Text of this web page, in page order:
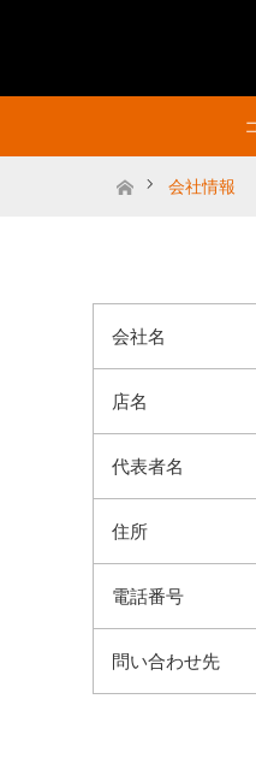
ホーム会社情報
会社名
店名
代表者名
住所
電話番号
問い合わせ先